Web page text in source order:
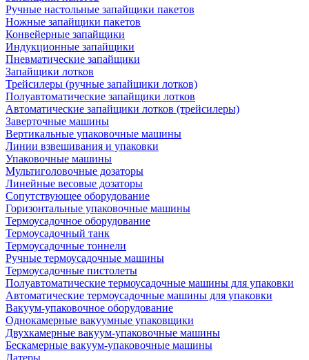
Ручные настольные запайщики пакетов
Ножные запайщики пакетов
Конвейерные запайщики
Индукционные запайщики
Пневматические запайщики
Запайщики лотков
Трейсилеры (ручные запайщики лотков)
Полуавтоматические запайщики лотков
Автоматические запайщики лотков (трейсилеры)
Заверточные машины
Вертикальные упаковочные машины
Линии взвешивания и упаковки
Упаковочные машины
Мультиголовочные дозаторы
Линейные весовые дозаторы
Сопутствующее оборудование
Горизонтальные упаковочные машины
Термоусадочное оборудование
Термоусадочный танк
Термоусадочные тоннели
Ручные термоусадочные машины
Термоусадочные пистолеты
Полуавтоматические термоусадочные машины для упаковки
Автоматические термоусадочные машины для упаковки
Вакуум-упаковочное оборудование
Однокамерные вакуумные упаковщики
Двухкамерные вакуум-упаковочные машины
Бескамерные вакуум-упаковочные машины
Датеры